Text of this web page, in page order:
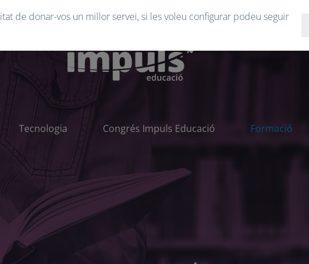
Tecnologia Congrés Impuls Educació Formació
de donar-vos un millor servei, si les voleu configurar podeu seguir